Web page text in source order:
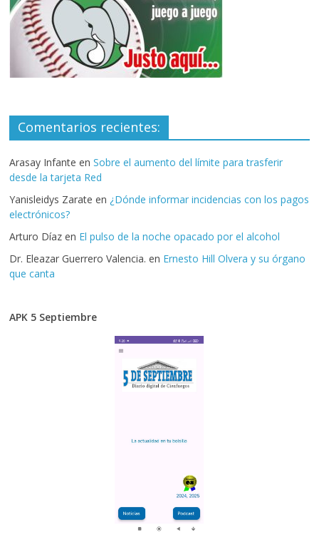
Comentarios recientes:
Arasay Infante enSobre el aumento del límite para trasferir
desde la tarjeta Red
Yanisleidys Zarate en ¿Dónde informar incidencias con los pagos
electrónicos?
Arturo Díaz en El pulso de la noche opacado por el alcohol
Dr. Eleazar Guerrero Valencia. en Ernesto Hill Olvera y su órgano
que canta
APK 5 Septiembre